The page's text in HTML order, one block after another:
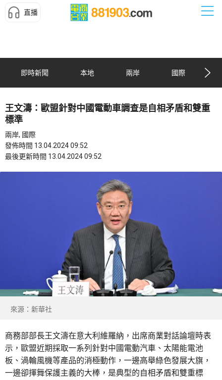
直播
即時新聞 本地 兩岸 國際
王文濤：歐盟針對中國電動車調查是自相矛盾和雙重
標準
兩岸, 國際
發佈時間 13.04.2024 09:52
最後更新時間 13.04.2024 09:52
來源：新華社
商務部部長王文濤在意大利維羅納，出席商業對話論壇時表
示，歐盟近期採取一系列針對中國電動汽車、太陽能電池
板、渦輪風機等產品的消極動作，一邊高舉綠色發展大旗，
一邊卻揮舞保護主義的大棒，是典型的自相矛盾和雙重標